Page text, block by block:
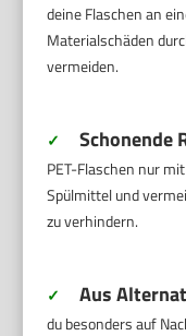
deine Flaschen an
Materialschäden
vermeiden.
✓ Schonende
PET-Flaschen nur
Spülmittel und
zu verhindern.
✓ Aus
du besonders auf